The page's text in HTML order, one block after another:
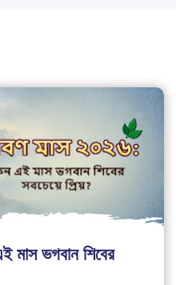
মাস ভগবান শিবের